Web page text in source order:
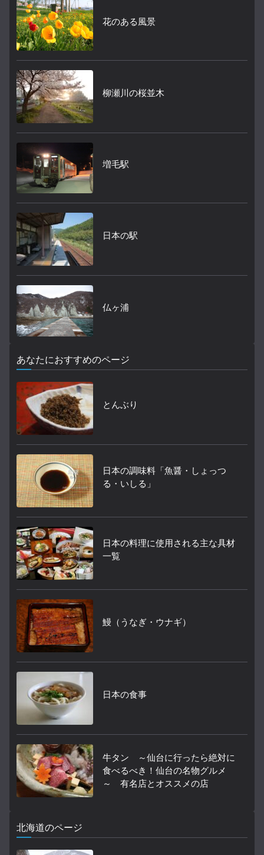
花のある風景
柳瀬川の桜並木
増毛駅
日本の駅
仏ヶ浦
あなたにおすすめのページ
とんぶり
日本の調味料「魚醤・しょっつ
る・いしる」
日本の料理に使用される主な具材
一覧
鰻（うなぎ・ウナギ）
日本の食事
牛タン ～仙台に行ったら絶対に
食べるべき！仙台の名物グルメ
～ 有名店とオススメの店
北海道のページ